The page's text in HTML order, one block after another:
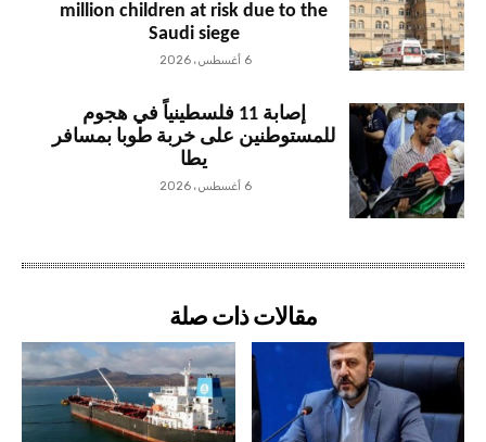
million children at risk due to the
Saudi siege
6 أغسطس، 2026
إصابة 11 فلسطينياً في هجوم
للمستوطنين على خربة طوبا بمسافر
يطا
6 أغسطس، 2026
مقالات ذات صلة